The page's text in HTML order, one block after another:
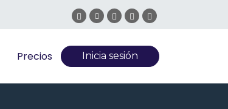
Inicia sesión
Precios